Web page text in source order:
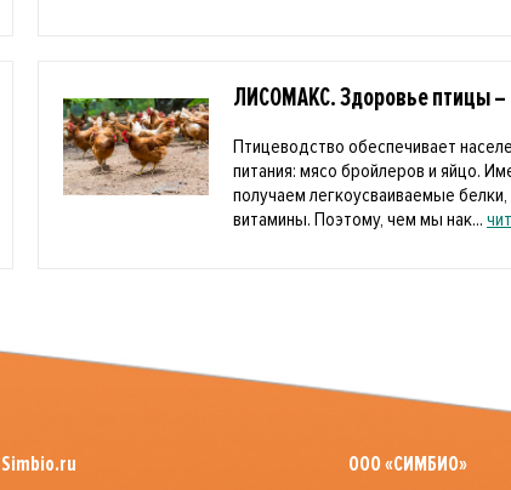
ЛИСОМАКС. Здоровье птицы –
Птицеводство обеспечивает
питания: мясо бройлеров и яйцо.
получаем легкоусваиваемые
витамины. Поэтому, чем мы нак...
Simbio.ru ООО «СИМБИО»